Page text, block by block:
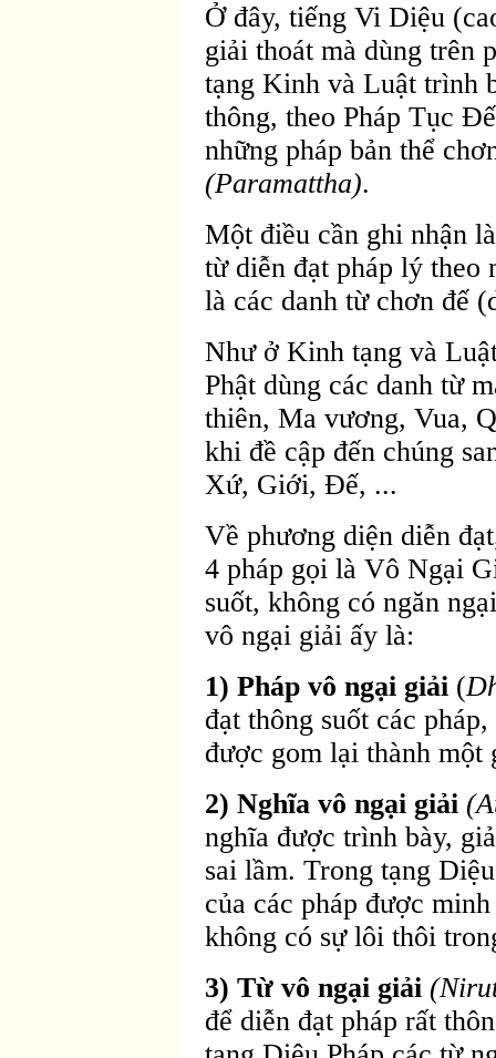
Ở đây, tiếng Vi Diệu
giải thoát mà dùng trên
tạng Kinh và Luật trình
thông, theo Pháp Tục
những pháp bản thể
(Paramattha).
Một điều cần ghi nhận
từ diễn đạt pháp lý theo
là các danh từ chơn đế
Như ở Kinh tạng và
Phật dùng các danh từ
thiên, Ma vương, Vua,
khi đề cập đến chúng
Xứ, Giới, Ðế, ...
Về phương diện diễn
4 pháp gọi là Vô Ngại
suốt, không có ngăn
vô ngại giải ấy là:
1) Pháp vô ngại giải (
đạt thông suốt các
được gom lại thành một
2) Nghĩa vô ngại giải
nghĩa được trình bày,
sai lầm. Trong tạng
của các pháp được
không có sự lôi thôi
3) Từ vô ngại giải
để diễn đạt pháp rất